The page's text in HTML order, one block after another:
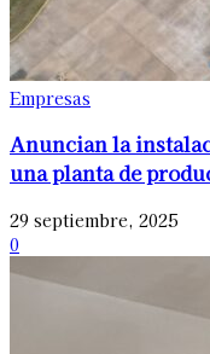
Empresas
Anuncian la
una planta de
29 septiembre, 2025
0